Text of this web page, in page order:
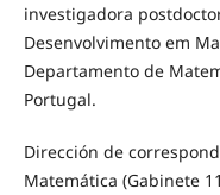
investigadora
Desenvolvimento em
Departamento de
Portugal.
Dirección de
Matemática (Gabinete